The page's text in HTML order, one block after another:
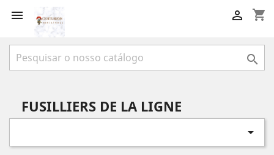
 shopping_cart


FUSILLIERS DE LA LIGNE
